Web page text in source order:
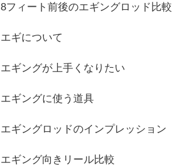
8フィート前後のエギングロッド比較
エギについて
エギングが上手くなりたい
エギングに使う道具
エギングロッドのインプレッション
エギング向きリール比較